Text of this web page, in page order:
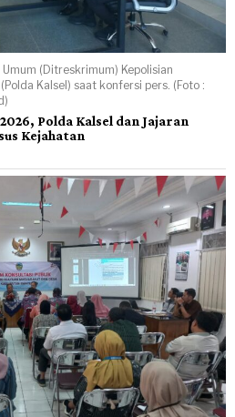
(Ditreskrimum) Kepolisian
Kalsel) saat konfersi pers. (Foto :
Polda Kalsel dan Jajaran
Kejahatan